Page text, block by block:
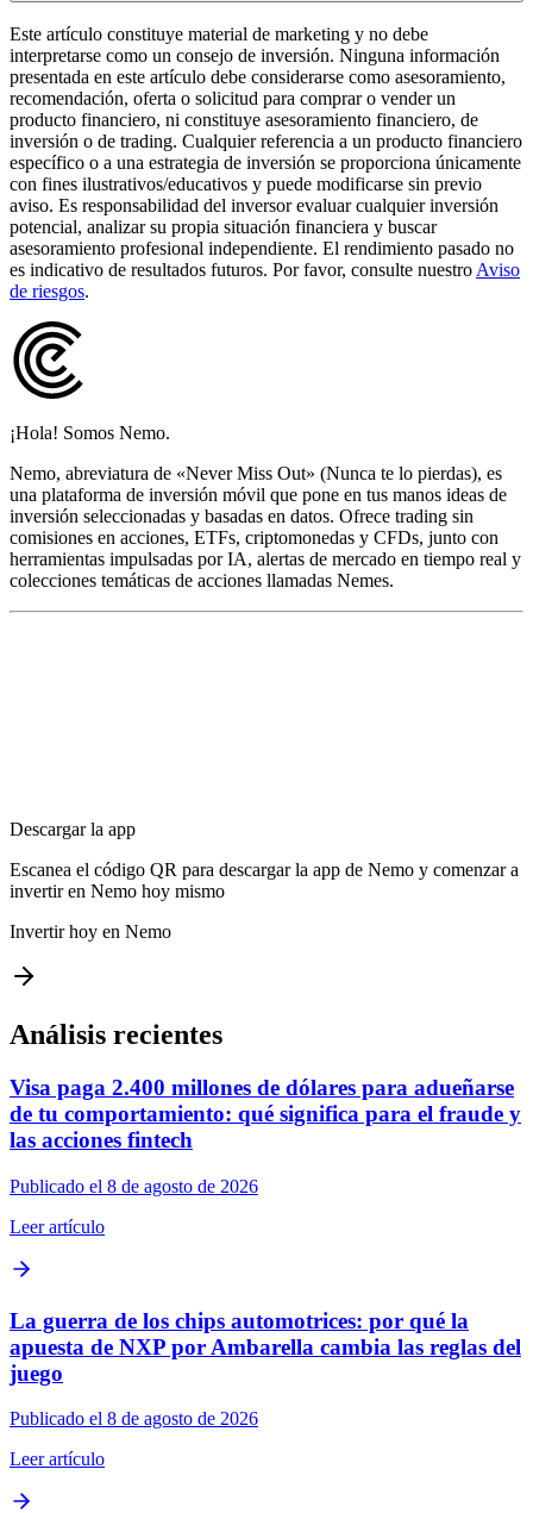
Este artículo constituye material de marketing y no debe
interpretarse como un consejo de inversión. Ninguna información
presentada en este artículo debe considerarse como asesoramiento,
recomendación, oferta o solicitud para comprar o vender un
producto financiero, ni constituye asesoramiento financiero, de
inversión o de trading. Cualquier referencia a un producto financiero
específico o a una estrategia de inversión se proporciona únicamente
con fines ilustrativos/educativos y puede modificarse sin previo
aviso. Es responsabilidad del inversor evaluar cualquier inversión
potencial, analizar su propia situación financiera y buscar
asesoramiento profesional independiente. El rendimiento pasado no
es indicativo de resultados futuros. Por favor, consulte nuestroAviso
de riesgos.
¡Hola! Somos Nemo.
Nemo, abreviatura de «Never Miss Out» (Nunca te lo pierdas), es
una plataforma de inversión móvil que pone en tus manos ideas de
inversión seleccionadas y basadas en datos. Ofrece trading sin
comisiones en acciones, ETFs, criptomonedas y CFDs, junto con
herramientas impulsadas por IA, alertas de mercado en tiempo real y
colecciones temáticas de acciones llamadas Nemes.
Descargar la app
Escanea el código QR para descargar la app de Nemo y comenzar a
invertir en Nemo hoy mismo
Invertir hoy en Nemo
Análisis recientes
Visa paga 2.400 millones de dólares para adueñarse
de tu comportamiento: qué significa para el fraude y
las acciones fintech
Publicado el 8 de agosto de 2026
Leer artículo
La guerra de los chips automotrices: por qué la
apuesta de NXP por Ambarella cambia las reglas del
juego
Publicado el 8 de agosto de 2026
Leer artículo